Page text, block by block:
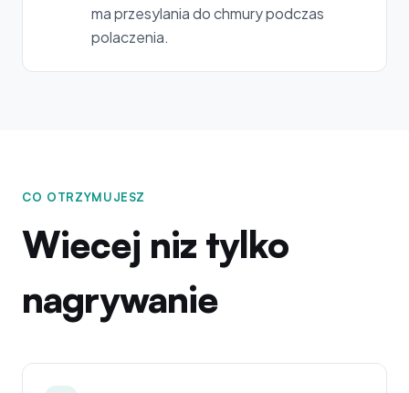
ma przesylania do chmury podczas
polaczenia.
CO OTRZYMUJESZ
Wiecej niz tylko
nagrywanie